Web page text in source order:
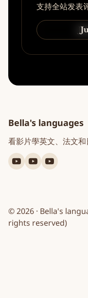
支持全站发表
Bella's languages
看影片學英文、法文和
YouTube
英
YouTube
法
YouTube
日
© 2026 · Bella's
rights reserved)